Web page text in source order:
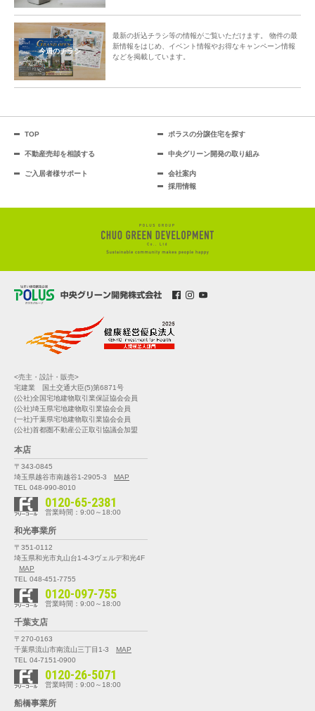
今週のチラシ
最新の折込チラシ等の情報がご覧いただけます。 物件の最
新情報をはじめ、イベント情報やお得なキャンペーン情報
などを掲載しています。
TOP ポラスの分譲住宅を探す
不動産売却を相談する 中央グリーン開発の取り組み
ご入居者様サポート
会社案内
採用情報
<売主・設計・販売>
宅建業 国土交通大臣(5)第6871号
(公社)全国宅地建物取引業保証協会会員
(公社)埼玉県宅地建物取引業協会会員
(一社)千葉県宅地建物取引業協会会員
(公社)首都圏不動産公正取引協議会加盟
本店
〒343-0845
埼玉県越谷市南越谷1-2905-3
MAP
TEL 048-990-8010
0120-65-2381
営業時間：9:00～18:00
和光事業所
〒351-0112
埼玉県和光市丸山台1-4-3ヴェルデ和光4F
MAP
TEL 048-451-7755
0120-097-755
営業時間：9:00～18:00
千葉支店
〒270-0163
千葉県流山市南流山三丁目1-3
MAP
TEL 04-7151-0900
0120-26-5071
営業時間：9:00～18:00
船橋事業所